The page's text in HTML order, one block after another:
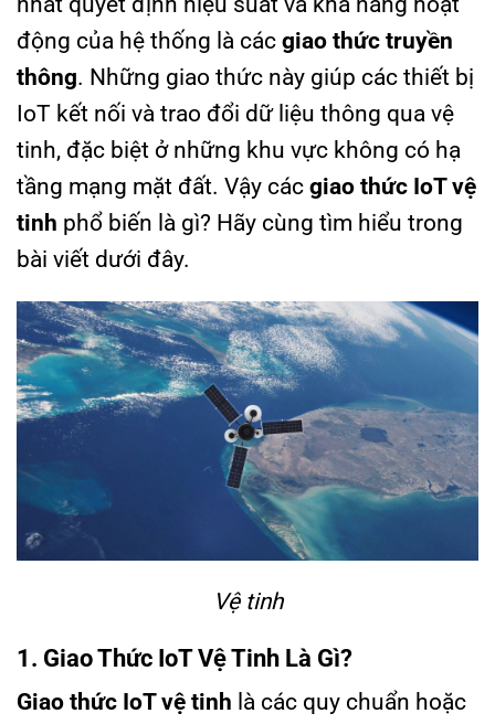
động của hệ thống là các giao thức truyền
thông. Những giao thức này giúp các thiết bị
IoT kết nối và trao đổi dữ liệu thông qua vệ
tinh, đặc biệt ở những khu vực không có hạ
tầng mạng mặt đất. Vậy các giao thức IoT vệ
tinh phổ biến là gì? Hãy cùng tìm hiểu trong
bài viết dưới đây.
Vệ tinh
1. Giao Thức IoT Vệ Tinh Là Gì?
Giao thức IoT vệ tinh là các quy chuẩn hoặc